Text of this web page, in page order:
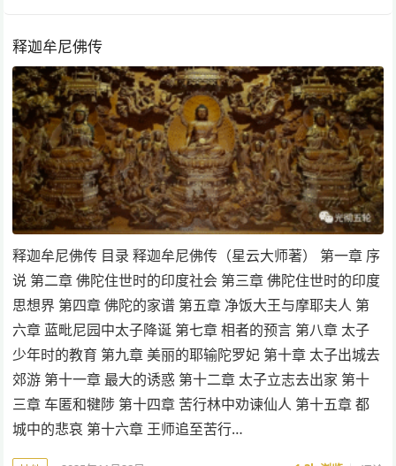
释迦牟尼佛传
释迦牟尼佛传 目录 释迦牟尼佛传（星云大师著） 第一章 序
说 第二章 佛陀住世时的印度社会 第三章 佛陀住世时的印度
思想界 第四章 佛陀的家谱 第五章 净饭大王与摩耶夫人 第
六章 蓝毗尼园中太子降诞 第七章 相者的预言 第八章 太子
少年时的教育 第九章 美丽的耶输陀罗妃 第十章 太子出城去
郊游 第十一章 最大的诱惑 第十二章 太子立志去出家 第十
三章 车匿和犍陟 第十四章 苦行林中劝谏仙人 第十五章 都
城中的悲哀 第十六章 王师追至苦行…